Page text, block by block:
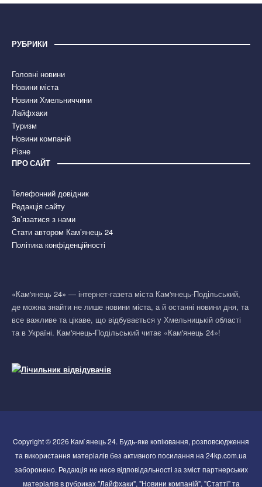
РУБРИКИ
Головні новини
Новини міста
Новини Хмельниччини
Лайфхаки
Туризм
Новини компаній
Різне
ПРО САЙТ
Телефонний довідник
Редакція сайту
Зв’язатися з нами
Стати автором Кам’янець 24
Політика конфіденційності
«Кам'янець 24» — інтернет-газета міста Кам'янець-Подільський,
де можна знайти не лише новини міста, а й останні новини дня, та
все важливе та цікаве, що відбувається у Хмельницькій області
та в Україні. Кам'янець-Подільський читає «Кам'янець 24»!
Copyright © 2026 Кам`янець 24. Будь-яке копіювання, розповсюдження
та використання матеріалів без активного посилання на 24kp.com.ua
заборонено. Редакція не несе відповідальності за зміст партнерських
матеріалів в рубриках "Лайфхаки", "Новини компаній", "Статті" та